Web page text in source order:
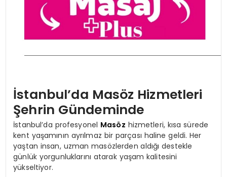
İstanbul’da Masöz Hizmetleri
Şehrin Gündeminde
İstanbul’da profesyonel Masöz hizmetleri, kısa sürede
kent yaşamının ayrılmaz bir parçası haline geldi. Her
yaştan insan, uzman masözlerden aldığı destekle
günlük yorgunluklarını atarak yaşam kalitesini
yükseltiyor.